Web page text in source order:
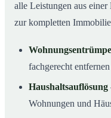
alle Leistungen aus
zur kompletten
fachgerecht entfernen
Haushaltsauflösung
Wohnungen und